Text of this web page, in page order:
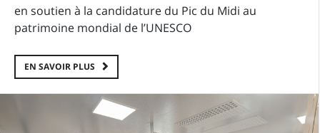
en soutien à la candidature du Pic du Midi au
patrimoine mondial de l’UNESCO
EN SAVOIR PLUS